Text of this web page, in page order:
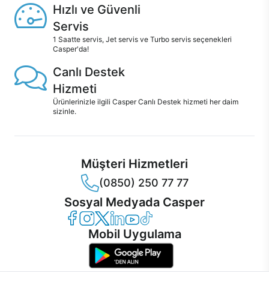
Hızlı ve Güvenli
Servis
1 Saatte servis, Jet servis ve Turbo servis seçenekleri
Casper'da!
Canlı Destek
Hizmeti
Ürünlerinizle ilgili Casper Canlı Destek hizmeti her daim
sizinle.
Müşteri Hizmetleri
(0850) 250 77 77
Sosyal Medyada Casper
Casper Facebook
Casper Instagram
Casper Twitter
Casper LinkedIn
Casper YouTube
Casper TikTok
Mobil Uygulama